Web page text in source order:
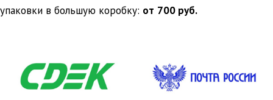
упаковки в большую коробку: от 700 руб.